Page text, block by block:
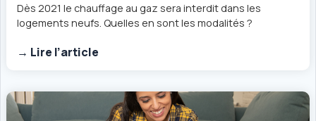
Dès 2021 le chauffage au gaz sera interdit dans les
logements neufs. Quelles en sont les modalités ?
→ Lire l’article